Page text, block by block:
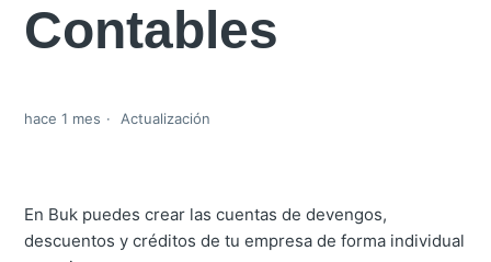
Contables
hace 1 mes Actualización
En Buk puedes crear las cuentas de devengos,
descuentos y créditos de tu empresa de forma individual